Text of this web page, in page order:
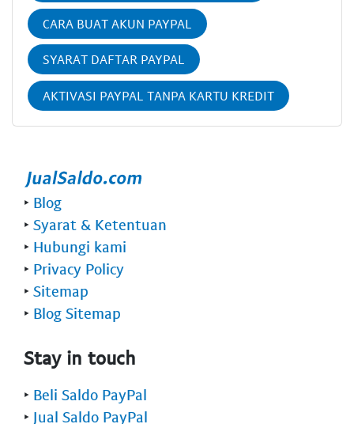
CARA BUAT AKUN PAYPAL
SYARAT DAFTAR PAYPAL
AKTIVASI PAYPAL TANPA KARTU KREDIT
‣ Blog
‣ Syarat & Ketentuan
‣ Hubungi kami
‣ Privacy Policy
‣ Sitemap
‣ Blog Sitemap
Stay in touch
‣ Beli Saldo PayPal
‣ Jual Saldo PayPal